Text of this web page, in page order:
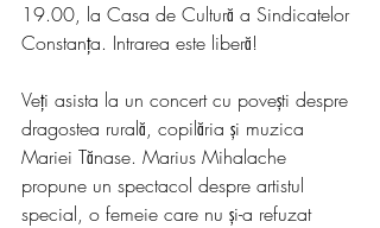
19.00, la Casa de Cultură a Sindicatelor
Constanța. Intrarea este liberă!
Veți asista la un concert cu povești despre
dragostea rurală, copilăria și muzica
Mariei Tănase. Marius Mihalache
propune un spectacol despre artistul
special, o femeie care nu și-a refuzat